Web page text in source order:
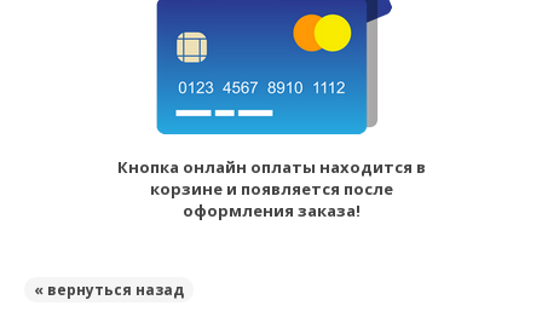
Кнопка онлайн оплаты находится в
корзине и появляется после
оформления заказа!
« вернуться назад